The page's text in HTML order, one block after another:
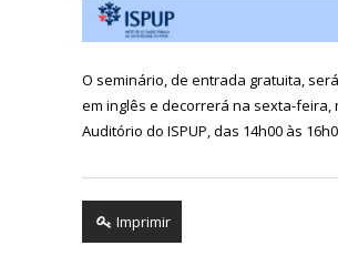
O seminário, de entrada gratuita,
em inglês e decorrerá na sexta-feira,
Auditório do ISPUP, das 14h00 às
Imprimir